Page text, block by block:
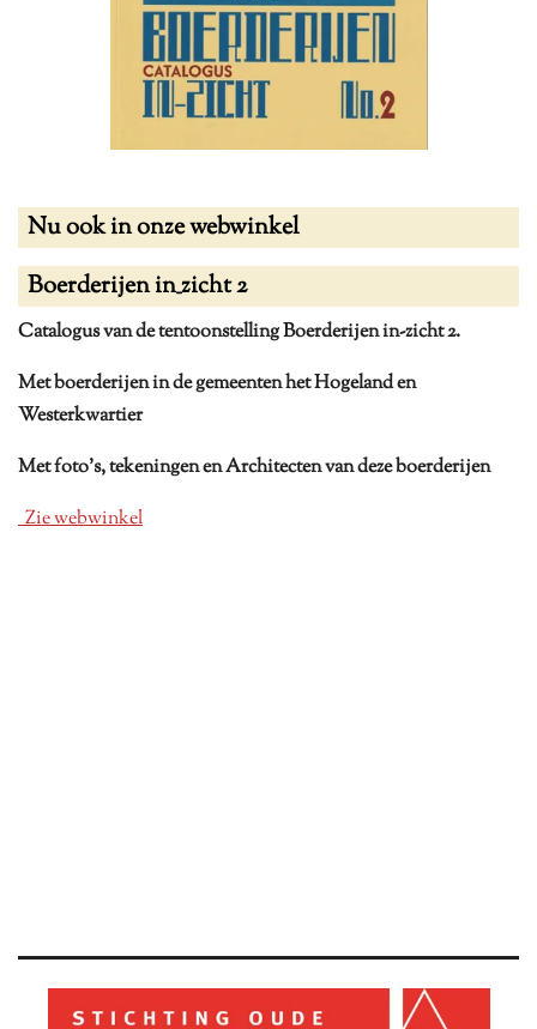
Nu ook in onze webwinkel
Boerderijen in_zicht 2
Catalogus van de tentoonstelling Boerderijen in-zicht 2.
Met boerderijen in de gemeenten het Hogeland en
Westerkwartier
Met foto's, tekeningen en Architecten van deze boerderijen
Zie webwinkel